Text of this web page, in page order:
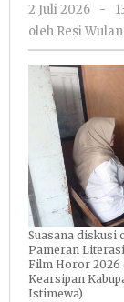
2 Juli 2026
oleh
Resi
-
oleh Resi
Suasana diskusi
Pameran
Film Horor 2026
Kearsipan
Istimewa)